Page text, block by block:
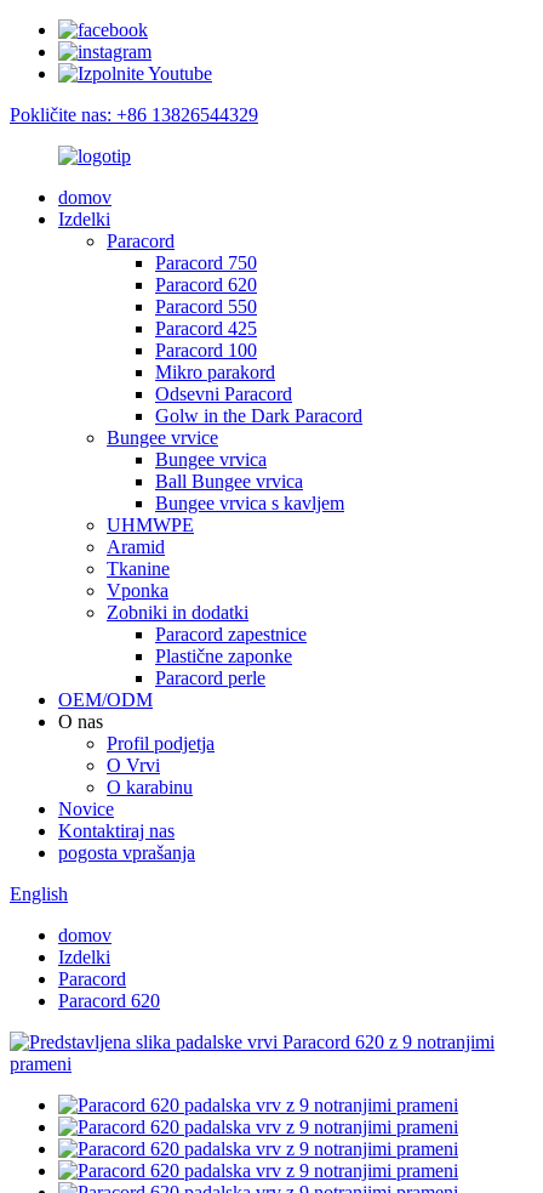
Pokličite nas: +86 13826544329
domov
Izdelki
Paracord
Paracord 750
Paracord 620
Paracord 550
Paracord 425
Paracord 100
Mikro parakord
Odsevni Paracord
Golw in the Dark Paracord
Bungee vrvice
Bungee vrvica
Ball Bungee vrvica
Bungee vrvica s kavljem
UHMWPE
Aramid
Tkanine
Vponka
Zobniki in dodatki
Paracord zapestnice
Plastične zaponke
Paracord perle
OEM/ODM
O nas
Profil podjetja
O Vrvi
O karabinu
Novice
Kontaktiraj nas
pogosta vprašanja
English
domov
Izdelki
Paracord
Paracord 620